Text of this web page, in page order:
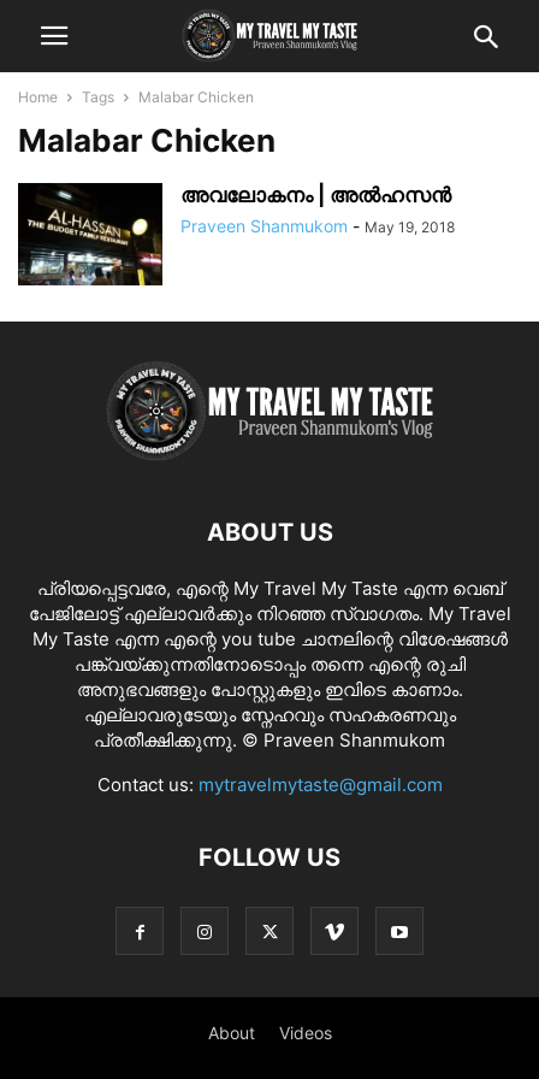
Home Tags Malabar Chicken
Malabar Chicken
അവലോകനം | അൽഹസൻ
Praveen Shanmukom - May 19, 2018
ABOUT US
പ്രിയപ്പെട്ടവരേ, എന്റെ My Travel My Taste എന്ന വെബ്
പേജിലോട്ട് എല്ലാവർക്കും നിറഞ്ഞ സ്വാഗതം. My Travel
My Taste എന്ന എന്റെ you tube ചാനലിന്റെ വിശേഷങ്ങൾ
പങ്ക്വയ്ക്കുന്നതിനോടൊപ്പം തന്നെ എന്റെ രുചി
അനുഭവങ്ങളും പോസ്റ്റുകളും ഇവിടെ കാണാം.
എല്ലാവരുടേയും സ്നേഹവും സഹകരണവും
പ്രതീക്ഷിക്കുന്നു. © Praveen Shanmukom
Contact us: mytravelmytaste@gmail.com
FOLLOW US
About Videos